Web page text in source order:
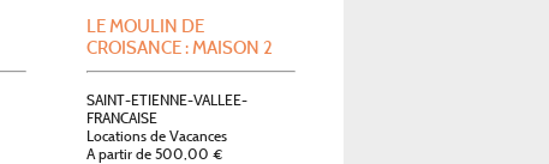
LE MOULIN DE
CROISANCE : MAISON 2
SAINT-ETIENNE-VALLEE-
FRANCAISE
Locations de Vacances
A partir de 500,00 €